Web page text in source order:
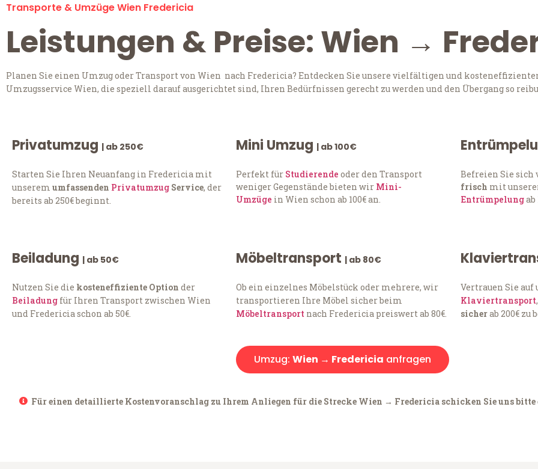
Transporte & Umzüge Wien Fredericia
Leistungen & Preise: Wien →
Planen Sie einen Umzug oder Transport von Wien nach Fredericia? Entdecken Sie unsere vielfältigen und
Umzugsservice Wien, die speziell darauf ausgerichtet sind, Ihren Bedürfnissen gerecht zu werden und den Übergang so
Privatumzug | ab 250€
Starten Sie Ihren Neuanfang in Fredericia mit
unserem umfassenden Privatumzug Service, der
bereits ab 250€ beginnt.
Mini Umzug | ab 100€
Perfekt für Studierende oder den Transport
weniger Gegenstände bieten wir Mini-
Umzüge in Wien schon ab 100€ an.
Befreien Sie sich
frisch mit
Entrümpelungab
Beiladung | ab 50€
Nutzen Sie die kosteneffiziente Option der
Beiladung für Ihren Transport zwischen Wien
und Fredericia schon ab 50€.
Möbeltransport | ab 80€
Ob ein einzelnes Möbelstück oder mehrere, wir
transportieren Ihre Möbel sicher beim
Möbeltransport nach Fredericia preiswert ab 80€.
Vertrauen Sie auf
Klaviertransport
sicherab 200€ zu
Umzug: Wien → Fredericia anfragen
Für einen detaillierte Kostenvoranschlag zu Ihrem Anliegen für die Strecke Wien → Fredericia schicken Sie uns